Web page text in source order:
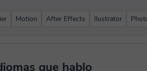
Motion After Effects Ilustrator
que hablo